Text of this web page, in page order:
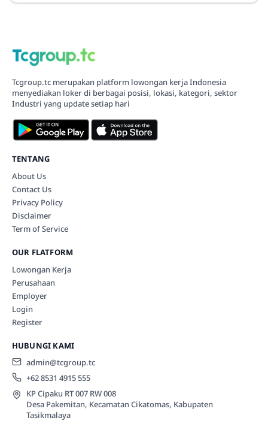
Tcgroup.tc merupakan platform lowongan kerja Indonesia
menyediakan loker di berbagai posisi, lokasi, kategori, sektor
Industri yang update setiap hari
TENTANG
About Us
Contact Us
Privacy Policy
Disclaimer
Term of Service
OUR FLATFORM
Lowongan Kerja
Perusahaan
Employer
Login
Register
HUBUNGI KAMI
admin@tcgroup.tc
+62 8531 4915 555
KP Cipaku RT 007 RW 008
Desa Pakemitan, Kecamatan Cikatomas, Kabupaten
Tasikmalaya